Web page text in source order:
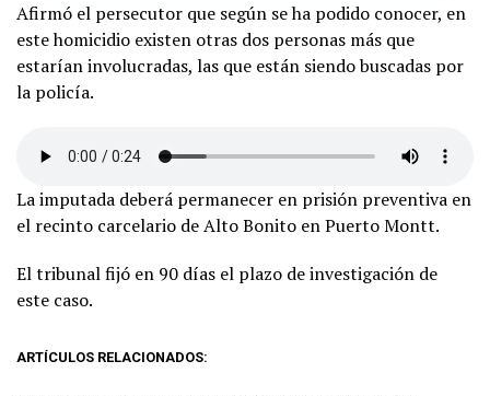
Afirmó el persecutor que según se ha podido conocer, en
este homicidio existen otras dos personas más que
estarían involucradas, las que están siendo buscadas por
la policía.
La imputada deberá permanecer en prisión preventiva en
el recinto carcelario de Alto Bonito en Puerto Montt.
El tribunal fijó en 90 días el plazo de investigación de
este caso.
ARTÍCULOS RELACIONADOS: